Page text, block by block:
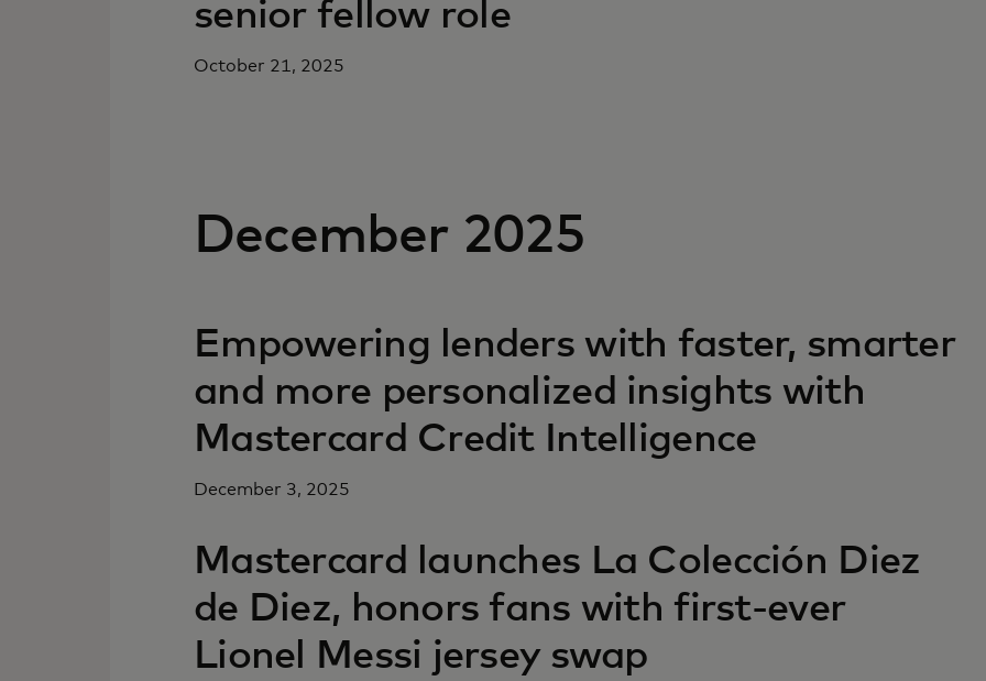
senior fellow role
October 21, 2025
December 2025
Empowering lenders with faster, smarter
and more personalized insights with
Mastercard Credit Intelligence
December 3, 2025
Mastercard launches La Colección Diez
de Diez, honors fans with first-ever
Lionel Messi jersey swap